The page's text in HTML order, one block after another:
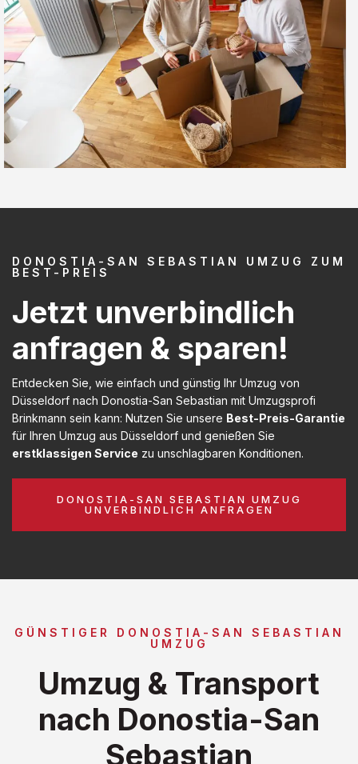
DONOSTIA-SAN SEBASTIAN UMZUG ZUM
BEST-PREIS
Jetzt unverbindlich
anfragen & sparen!
Entdecken Sie, wie einfach und günstig Ihr Umzug von
Düsseldorf nach Donostia-San Sebastian mit Umzugsprofi
Brinkmann sein kann: Nutzen Sie unsere Best-Preis-Garantie
für Ihren Umzug aus Düsseldorf und genießen Sie
erstklassigen Service zu unschlagbaren Konditionen.
DONOSTIA-SAN SEBASTIAN UMZUG
UNVERBINDLICH ANFRAGEN
GÜNSTIGER DONOSTIA-SAN SEBASTIAN
UMZUG
Umzug & Transport
nach Donostia-San
Sebastian